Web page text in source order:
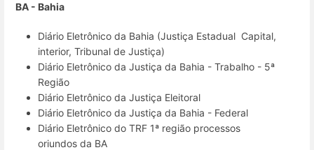
BA - Bahia
Diário Eletrônico da Bahia (Justiça Estadual Capital,
interior, Tribunal de Justiça)
Diário Eletrônico da Justiça da Bahia - Trabalho - 5ª
Região
Diário Eletrônico da Justiça Eleitoral
Diário Eletrônico da Justiça da Bahia - Federal
Diário Eletrônico do TRF 1ª região processos
oriundos da BA